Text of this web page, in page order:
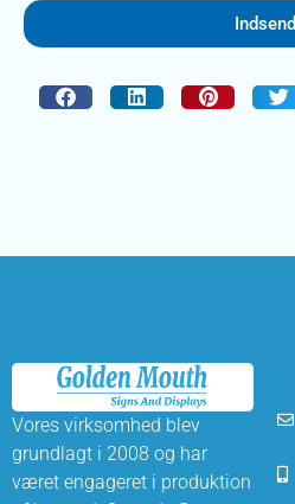
Indsend
Vores virksomhed blev
grundlagt i 2008 og har
været engageret i produktion